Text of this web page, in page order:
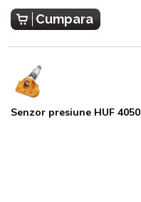
Cumpara
Senzor presiune HUF 4050